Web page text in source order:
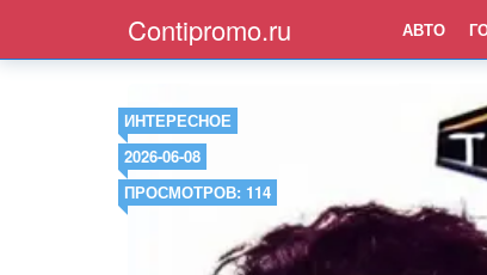
Contipromo.ru АВТО
ИНТЕРЕСНОЕ
2026-06-08
ПРОСМОТРОВ: 114